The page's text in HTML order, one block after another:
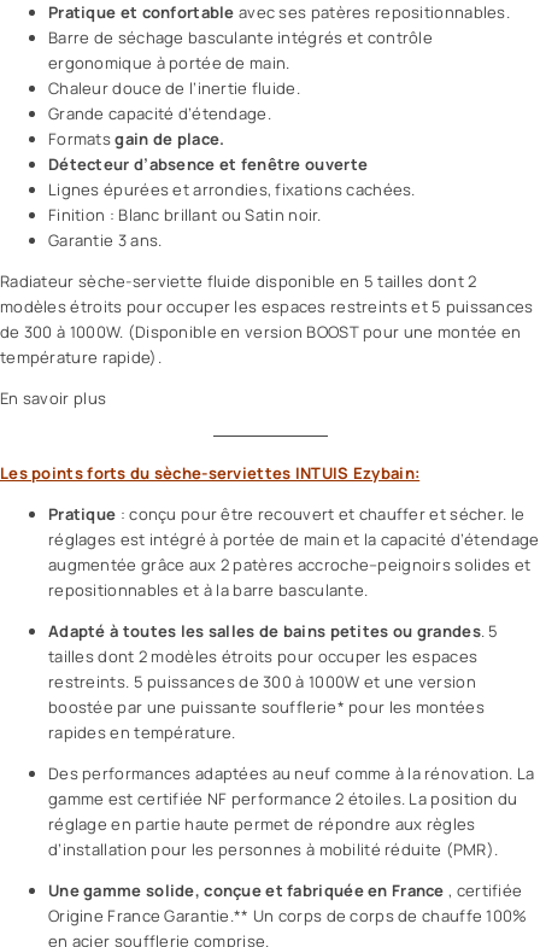
Pratique et confortable avec ses patères repositionnables.
Barre de séchage basculante intégrés et contrôle
ergonomique à portée de main.
Chaleur douce de l’inertie fluide.
Grande capacité d’étendage.
Formatsgain de place.
Détecteur d’absence et fenêtre ouverte
Lignes épurées et arrondies, fixations cachées.
Finition : Blanc brillant ou Satin noir.
Garantie 3 ans.
Radiateur sèche-serviette fluide disponible en 5 tailles dont 2
modèles étroits pour occuper les espaces restreints et 5 puissances
de 300 à 1000W. (Disponible en version BOOST pour une montée en
température rapide).
En savoir plus
Les points forts du sèche-serviettes INTUIS Ezybain:
Pratique : conçu pour être recouvert et chauffer et sécher. le
réglages est intégré à portée de main et la capacité d’étendage
augmentée grâce aux 2 patères accroche–peignoirs solides et
repositionnables et à la barre basculante.
Adapté à toutes les salles de bains petites ou grandes. 5
tailles dont 2 modèles étroits pour occuper les espaces
restreints. 5 puissances de 300 à 1000W et une version
boostée par une puissante soufflerie* pour les montées
rapides en température.
Des performances adaptées au neuf comme à la rénovation. La
gamme est certifiée NF performance 2 étoiles. La position du
réglage en partie haute permet de répondre aux règles
d’installation pour les personnes à mobilité réduite (PMR).
Une gamme solide, conçue et fabriquée en France , certifiée
Origine France Garantie.** Un corps de corps de chauffe 100%
en acier soufflerie comprise.